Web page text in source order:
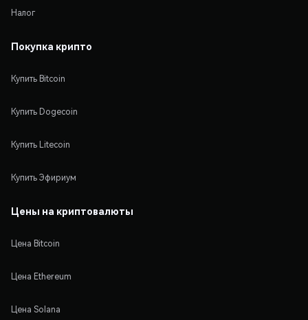
Налог
Покупка крипто
Купить Bitcoin
Купить Dogecoin
Купить Litecoin
Купить Эфириум
Цены на криптовалюты
Цена Bitcoin
Цена Ethereum
Цена Solana